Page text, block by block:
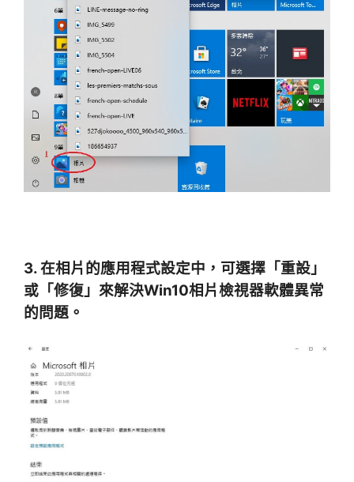
3. 在相片的應用程式設定中，可選擇「重設」
或「修復」來解決Win10相片檢視器軟體異常
的問題。